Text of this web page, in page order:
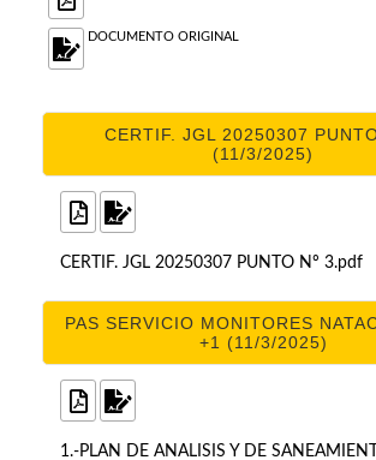
DOCUMENTO ORIGINAL
CERTIF. JGL 20250307
(11/3/2025)
CERTIF. JGL 20250307 PUNTO Nº 3.pdf
PAS SERVICIO MONITORES
+1 (11/3/2025)
1.-PLAN DE ANALISIS Y DE